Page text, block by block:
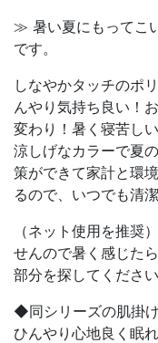
≫ 暑い夏にもってこ
です。
しなやかタッチのポ
んやり気持ち良い！
変わり！暑く寝苦し
涼しげなカラーで夏
策ができて家計と環
るので、いつでも清潔
（ネット使用を推奨
せんので暑く感じた
部分を探してください
◆同シリーズの肌掛
ひんやり心地良く眠れ